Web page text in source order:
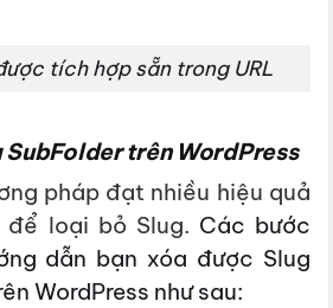
tích hợp sẵn trong URL
SubFolder trên WordPress
pháp đạt nhiều hiệu quả
loại bỏ Slug. Các bước
dẫn bạn xóa được Slug
WordPress như sau: